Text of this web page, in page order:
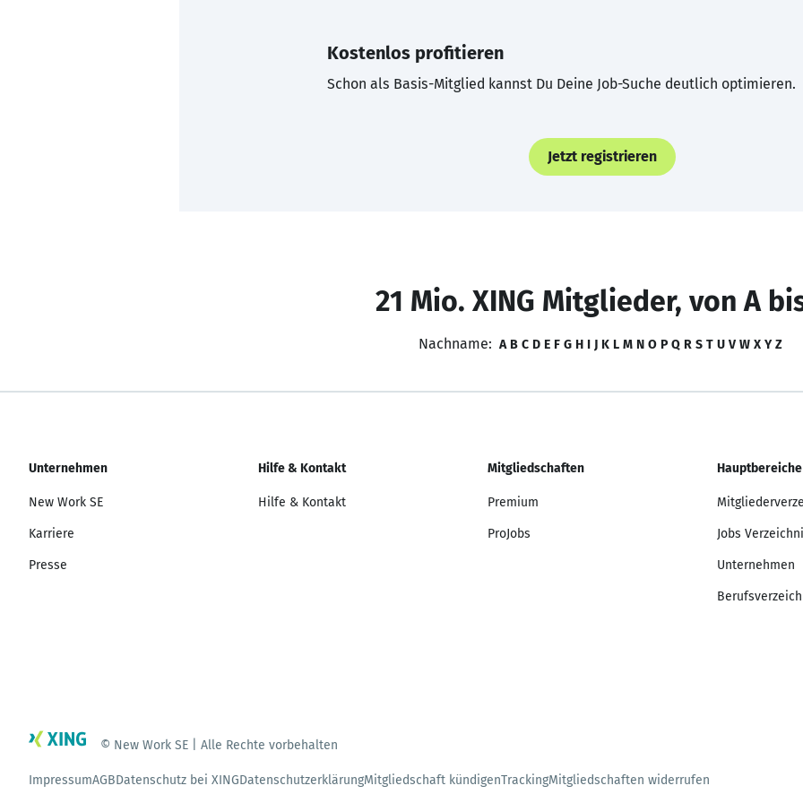
Kostenlos profitieren
Schon als Basis-Mitglied kannst Du Deine Job-Suche deutlich optimieren.
Jetzt registrieren
21 Mio. XING Mitglieder, von A
Nachname: A B C D E F G H I J K L M N O P Q R S T U V W X Y Z
Unternehmen
New Work SE
Karriere
Presse
Hilfe & Kontakt
Hilfe & Kontakt
Mitgliedschaften
Premium
ProJobs
Hauptbereiche
Jobs
Unternehmen
© New Work SE | Alle Rechte vorbehalten
ImpressumAGBDatenschutz bei XINGDatenschutzerklärungMitgliedschaft kündigenTrackingMitgliedschaften widerrufen